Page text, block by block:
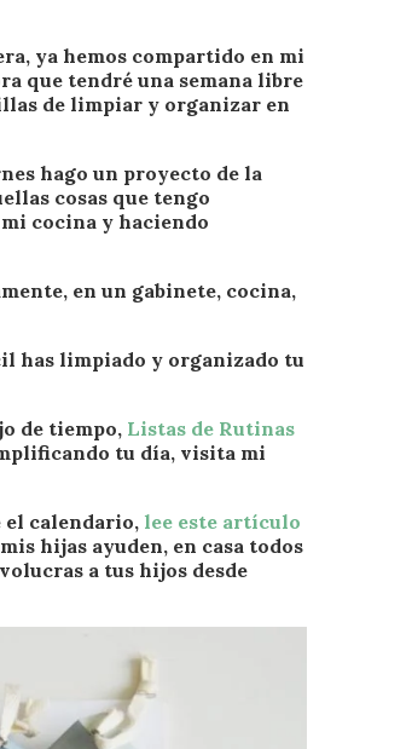
ya hemos compartido en mi
que tendré una semana libre
de limpiar y organizar en
hago un proyecto de la
cosas que tengo
cocina y haciendo
en un gabinete, cocina,
has limpiado y organizado tu
de tiempo, Listas de Rutinas
tu día, visita mi
el calendario, lee este artículo
hijas ayuden, en casa todos
a tus hijos desde